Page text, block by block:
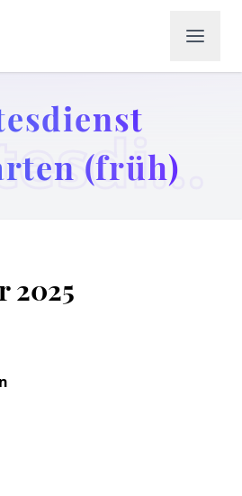
Gottesdienst Rübgarten (früh)
(früh)
2025